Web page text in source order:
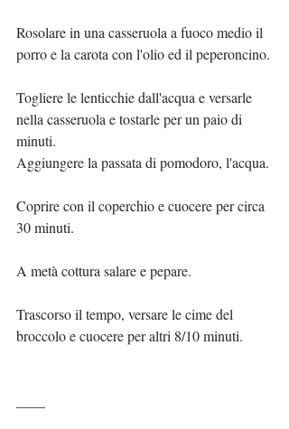
Rosolare in una casseruola a fuoco medio il
porro e la carota con l'olio ed il peperoncino.
Togliere le lenticchie dall'acqua e versarle
nella casseruola e tostarle per un paio di
minuti.
Aggiungere la passata di pomodoro, l'acqua.
Coprire con il coperchio e cuocere per circa
30 minuti.
A metà cottura salare e pepare.
Trascorso il tempo, versare le cime del
broccolo e cuocere per altri 8/10 minuti.